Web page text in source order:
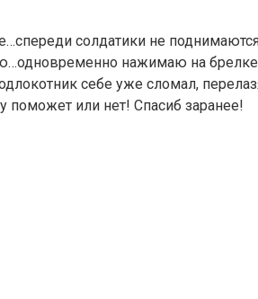
солдатики не
нажимаю на
себе уже сломал,
поможет или нет! Спасиб заранее!